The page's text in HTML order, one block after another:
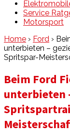
Service
Motorsport
Home › Ford ›
unterbieten –
Spritspar-
Beim Ford
unterbieten